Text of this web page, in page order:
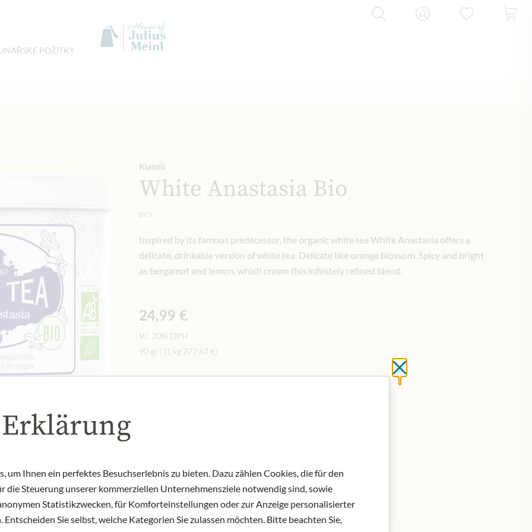
POŽITKY
Kusmi
White Anastasia Bio
BIO
Inspired by its famous predecessor, the organic white tea White Anastasia offers a
delicate, drinkable version of white tea. Delicate like orange blossom. Spicy and bright
as bergamot and lemon, which crown this infinitely refined blend.
24,99 €
Vč. 20% DPH
90 gr
(1 kg 277,67 €)
Close without saving
um Ihnen ein perfektes Besuchserlebnis zu bieten. Dazu zählen Cookies, die für den
die Steuerung unserer kommerziellen Unternehmensziele notwendig sind, sowie
Statistikzwecken, für Komforteinstellungen oder zur Anzeige personalisierter
Sie selbst, welche Kategorien Sie zulassen möchten. Bitte beachten Sie,